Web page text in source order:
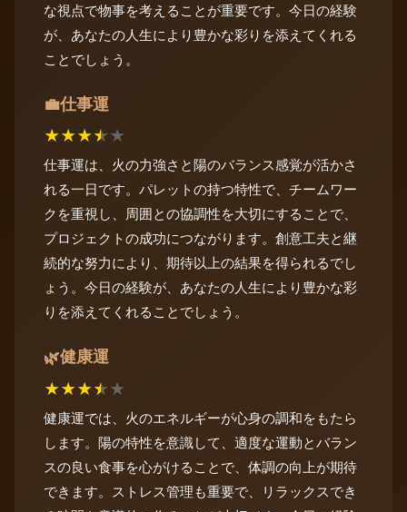
な視点で物事を考えることが重要です。今日の経験
が、あなたの人生により豊かな彩りを添えてくれる
ことでしょう。
💼仕事運
★★★★★
仕事運は、火の力強さと陽のバランス感覚が活かさ
れる一日です。パレットの持つ特性で、チームワー
クを重視し、周囲との協調性を大切にすることで、
プロジェクトの成功につながります。創意工夫と継
続的な努力により、期待以上の結果を得られるでし
ょう。今日の経験が、あなたの人生により豊かな彩
りを添えてくれることでしょう。
🌿健康運
★★★★★
健康運では、火のエネルギーが心身の調和をもたら
します。陽の特性を意識して、適度な運動とバラン
スの良い食事を心がけることで、体調の向上が期待
できます。ストレス管理も重要で、リラックスでき